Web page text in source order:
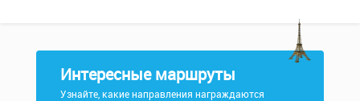
Интересные маршруты
Узнайте, какие направления награждаются